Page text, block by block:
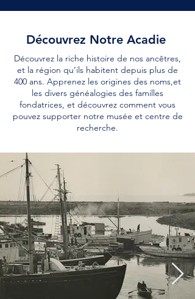
Découvrez Notre Acadie
Découvrez la riche histoire de nos ancêtres,
et la région qu’ils habitent depuis plus de
400 ans. Apprenez les origines des noms,et
les divers généalogies des familles
fondatrices, et découvrez comment vous
pouvez supporter notre musée et centre de
recherche.